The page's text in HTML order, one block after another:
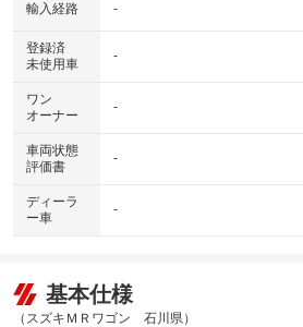
輸入経路 -
登録済
未使用車
-
ワン
オーナー
-
車両状態
評価書
-
ディーラ
ー車
-
基本仕様
（スズキＭＲワゴン 石川県）